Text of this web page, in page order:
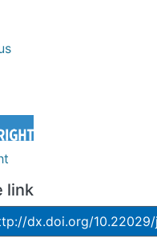
link
dx.doi.org/